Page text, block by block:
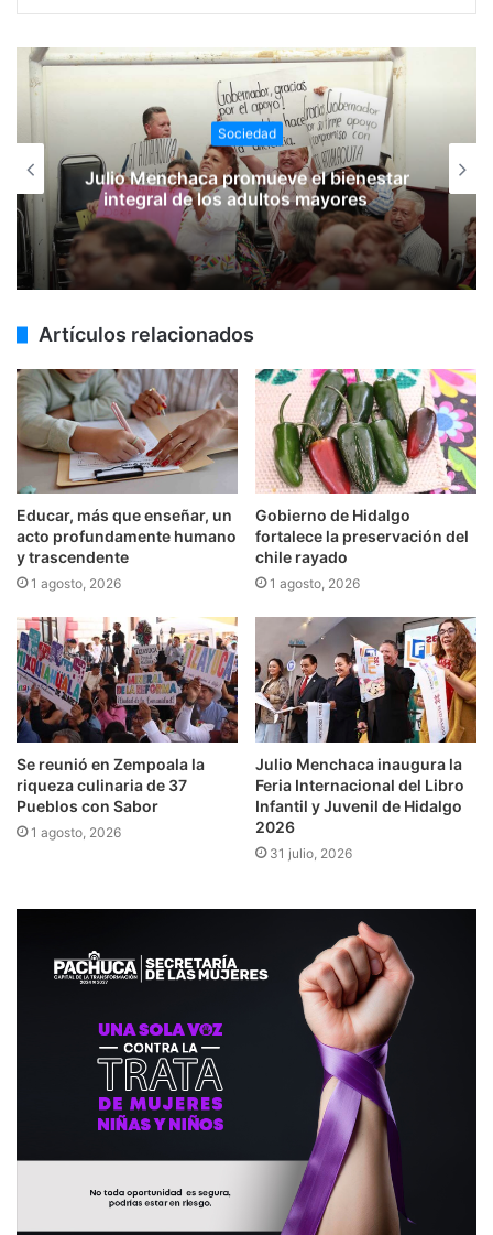
Sociedad
Julio Menchaca promueve el bienestar
integral de los adultos mayores
Artículos relacionados
Educar, más que enseñar, un
acto profundamente humano
y trascendente
1 agosto, 2026
Gobierno de Hidalgo
fortalece la preservación del
chile rayado
1 agosto, 2026
Se reunió en Zempoala la
riqueza culinaria de 37
Pueblos con Sabor
1 agosto, 2026
Julio Menchaca inaugura la
Feria Internacional del Libro
Infantil y Juvenil de Hidalgo
2026
31 julio, 2026